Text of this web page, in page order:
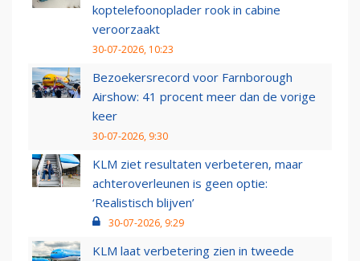
koptelefoonoplader rook in cabine
veroorzaakt
30-07-2026, 10:23
Bezoekersrecord voor Farnborough
Airshow: 41 procent meer dan de vorige
keer
30-07-2026, 9:30
KLM ziet resultaten verbeteren, maar
achteroverleunen is geen optie:
‘Realistisch blijven’
30-07-2026, 9:29
KLM laat verbetering zien in tweede